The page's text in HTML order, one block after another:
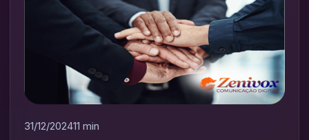
31/12/202411 min